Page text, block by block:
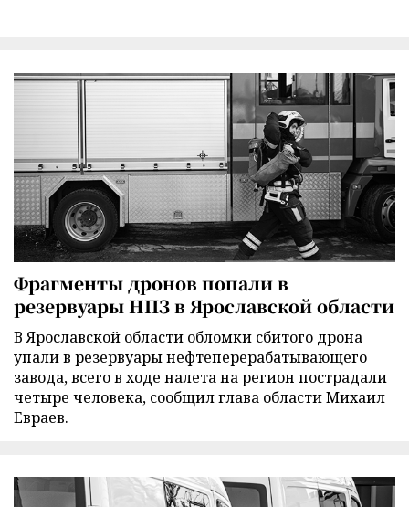
Фрагменты дронов попали в
резервуары НПЗ в Ярославской области
В Ярославской области обломки сбитого дрона
упали в резервуары нефтеперерабатывающего
завода, всего в ходе налета на регион пострадали
четыре человека, сообщил глава области Михаил
Евраев.